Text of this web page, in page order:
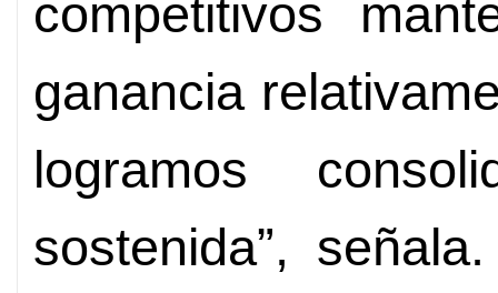
competitivos
ganancia
logramos
sostenida”,